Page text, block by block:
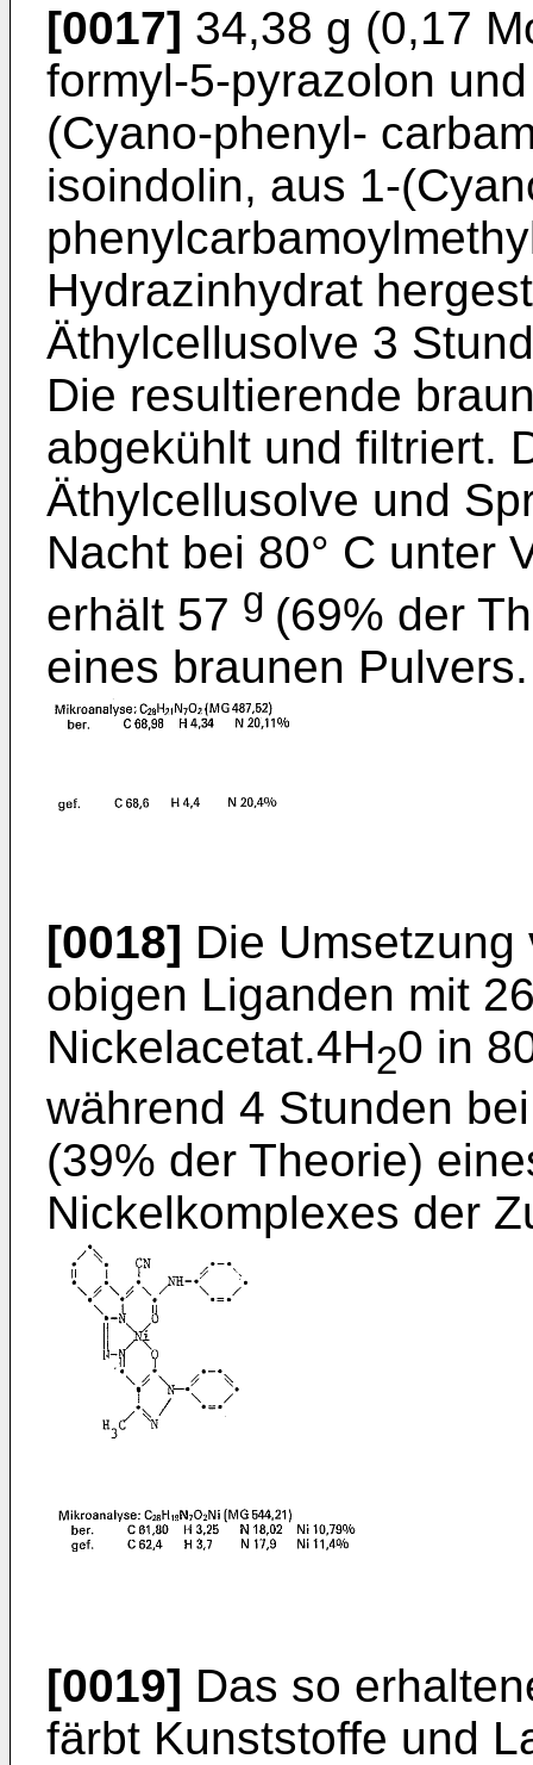
[0017] 34,38 g (0,17
formyl-5-pyrazolon
(Cyano-phenyl-
isoindolin, aus 1-
Hydrazinhydrat
Äthylcellusolve 3
Die resultierende
abgekühlt und filtriert.
Äthylcellusolve und
Nacht bei 80° C unter
erhält 57 g (69% der
eines braunen Pulvers.
[0018] Die
obigen Liganden mit
Nickelacetat.4H20 in
während 4 Stunden
(39% der Theorie)
Nickelkomplexes der
[0019] Das so
färbt Kunststoffe und